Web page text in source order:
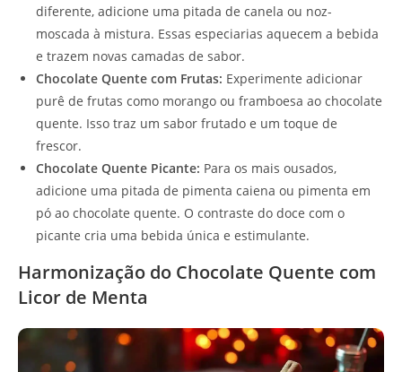
diferente, adicione uma pitada de canela ou noz-
moscada à mistura. Essas especiarias aquecem a bebida
e trazem novas camadas de sabor.
Chocolate Quente com Frutas: Experimente adicionar
purê de frutas como morango ou framboesa ao chocolate
quente. Isso traz um sabor frutado e um toque de
frescor.
Chocolate Quente Picante: Para os mais ousados,
adicione uma pitada de pimenta caiena ou pimenta em
pó ao chocolate quente. O contraste do doce com o
picante cria uma bebida única e estimulante.
Harmonização do Chocolate Quente com
Licor de Menta